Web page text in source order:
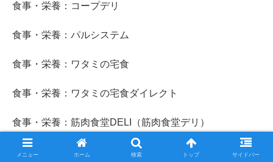
食事・栄養：コープデリ
食事・栄養：パルシステム
食事・栄養：ワタミの宅食
食事・栄養：ワタミの宅食ダイレクト
食事・栄養：筋肉食堂DELI（筋肉食堂デリ）
メニュー ホーム 検索 トップ サイドバー